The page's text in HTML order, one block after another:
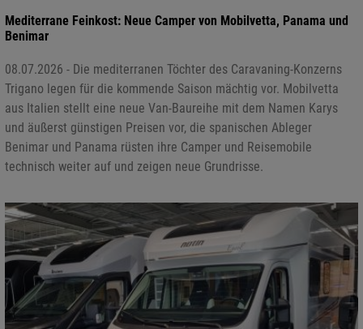
Mediterrane Feinkost: Neue Camper von Mobilvetta, Panama und
Benimar
08.07.2026 - Die mediterranen Töchter des Caravaning-Konzerns
Trigano legen für die kommende Saison mächtig vor. Mobilvetta
aus Italien stellt eine neue Van-Baureihe mit dem Namen Karys
und äußerst günstigen Preisen vor, die spanischen Ableger
Benimar und Panama rüsten ihre Camper und Reisemobile
technisch weiter auf und zeigen neue Grundrisse.